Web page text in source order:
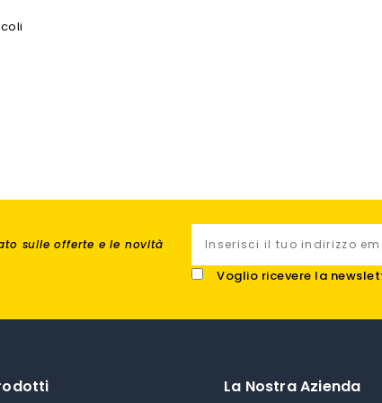
sulle offerte e le novità
Voglio ricevere la
La Nostra Azienda